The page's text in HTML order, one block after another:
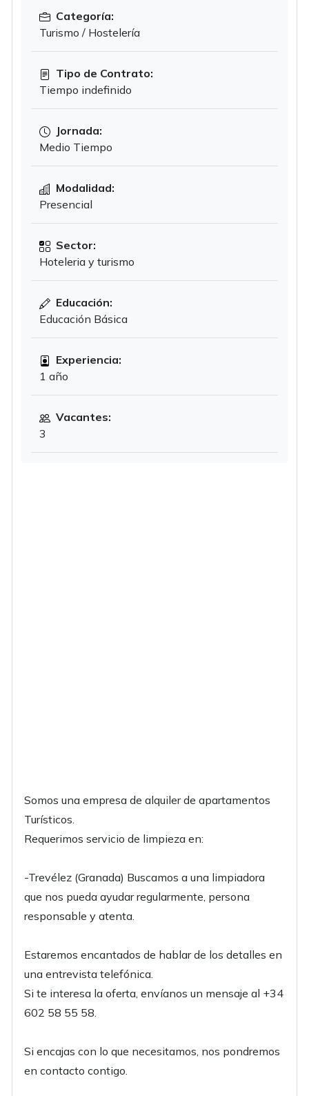
Categoría:
Turismo / Hostelería
Tipo de Contrato:
Tiempo indefinido
Jornada:
Medio Tiempo
Modalidad:
Presencial
Sector:
Hoteleria y turismo
Educación:
Educación Básica
Experiencia:
1 año
Vacantes:
3
Somos una empresa de alquiler de apartamentos
Turísticos.
Requerimos servicio de limpieza en:
-Trevélez (Granada) Buscamos a una limpiadora
que nos pueda ayudar regularmente, persona
responsable y atenta.
Estaremos encantados de hablar de los detalles en
una entrevista telefónica.
Si te interesa la oferta, envíanos un mensaje al +34
602 58 55 58.
Si encajas con lo que necesitamos, nos pondremos
en contacto contigo.